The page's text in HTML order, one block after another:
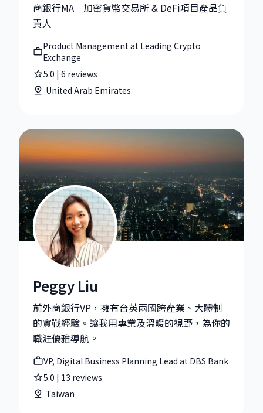
商銀行MA｜加密貨幣交易所 & DeFi項目產品負
責人
Product Management at Leading Crypto
Exchange
5.0 | 6 reviews
United Arab Emirates
Peggy Liu|VP, Digital Business Planning Lead at DBS
Peggy Liu
前外商銀行VP，擁有台英兩國跨產業、大體制
的實戰經驗。讓我用專業及溫暖的視野，為你的
職涯優雅導航。
VP, Digital Business Planning Lead at DBS Bank
5.0 | 13 reviews
Taiwan